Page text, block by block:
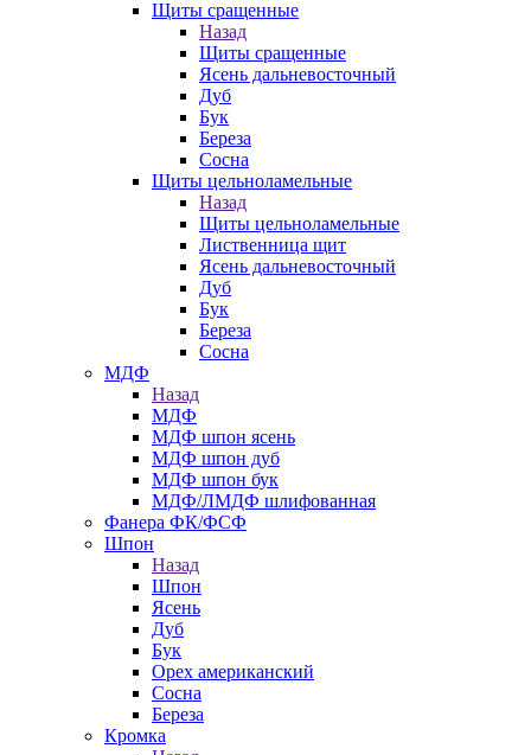
Щиты сращенные
Назад
Щиты сращенные
Ясень дальневосточный
Дуб
Бук
Береза
Сосна
Щиты цельноламельные
Назад
Щиты цельноламельные
Лиственница щит
Ясень дальневосточный
Дуб
Бук
Береза
Сосна
МДФ
Назад
МДФ
МДФ шпон ясень
МДФ шпон дуб
МДФ шпон бук
МДФ/ЛМДФ шлифованная
Фанера ФК/ФСФ
Шпон
Назад
Шпон
Ясень
Дуб
Бук
Орех американский
Сосна
Береза
Кромка